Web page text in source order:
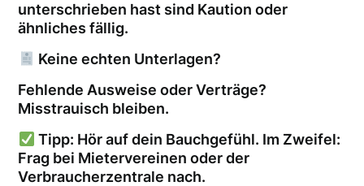
unterschrieben hast sind Kaution oder
ähnliches fällig.
Keine echten Unterlagen?
Fehlende Ausweise oder Verträge?
Misstrauisch bleiben.
Tipp: Hör auf dein Bauchgefühl. Im Zweifel:
Frag bei Mietervereinen oder der
Verbraucherzentrale nach.